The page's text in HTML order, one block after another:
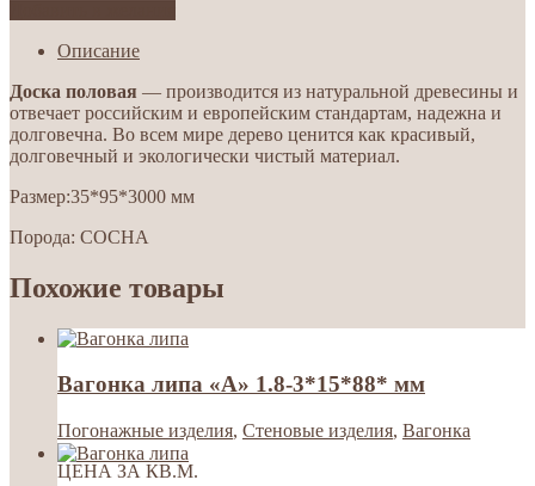
Описание
Доска половая — производится из натуральной древесины и
отвечает российским и европейским стандартам, надежна и
долговечна. Во всем мире дерево ценится как красивый,
долговечный и экологически чистый материал.
Размер:35*95*3000 мм
Порода: СОСНА
Похожие товары
Вагонка липа «А» 1.8-3*15*88* мм
Погонажные изделия, Стеновые изделия, Вагонка
ЦЕНА ЗА КВ.М.